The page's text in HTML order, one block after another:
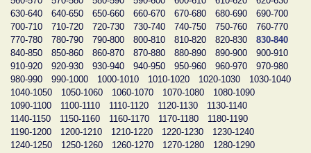
630-640
640-650 650-660 660-670 670-680 680-690
690-700
700-710
710-720 720-730 730-740 740-750 750-760
760-770
770-780
780-790 790-800 800-810 810-820 820-830
830-840
840-850
850-860 860-870 870-880 880-890 890-900
900-910
910-920
920-930 930-940 940-950 950-960 960-970
970-980
980-990
990-1000 1000-1010 1010-1020 1020-1030
1030-1040
1040-1050
1050-1060 1060-1070 1070-1080
1080-1090
1090-1100
1100-1110 1110-1120 1120-1130
1130-1140
1140-1150
1150-1160 1160-1170 1170-1180
1180-1190
1190-1200
1200-1210 1210-1220 1220-1230
1230-1240
1240-1250
1250-1260 1260-1270 1270-1280
1280-1290